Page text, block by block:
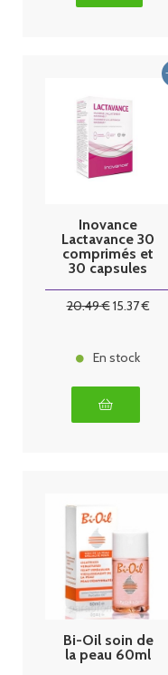
Inovance
Lactavance 30
comprimés et
30 capsules
20.49€15.37€
En stock
Bi-Oil soin de
la peau 60ml